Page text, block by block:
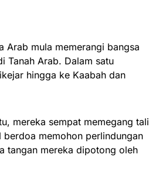
Arab mula memerangi bangsa
Tanah Arab. Dalam satu
hingga ke Kaabah dan
mereka sempat memegang tali
berdoa memohon perlindungan
tangan mereka dipotong oleh